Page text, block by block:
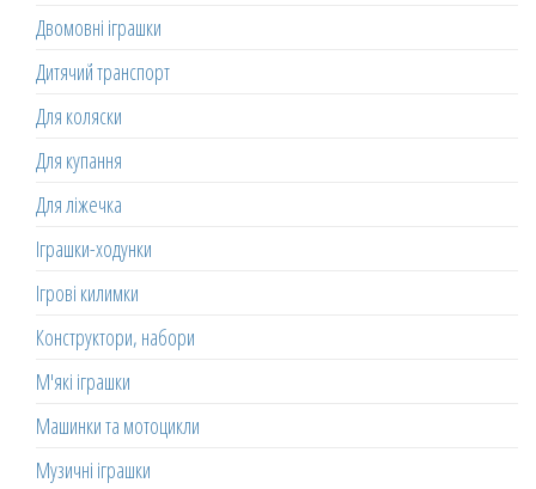
Двомовні іграшки
Дитячий транспорт
Для коляски
Для купання
Для ліжечка
Іграшки-ходунки
Ігрові килимки
Конструктори, набори
М'які іграшки
Машинки та мотоцикли
Музичні іграшки